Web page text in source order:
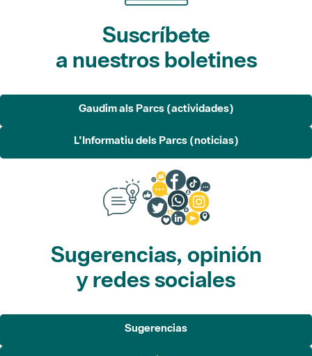
Suscríbete
a nuestros boletines
Gaudim als Parcs (actividades)
L'Informatiu dels Parcs (noticias)
Sugerencias, opinión
y redes sociales
Sugerencias